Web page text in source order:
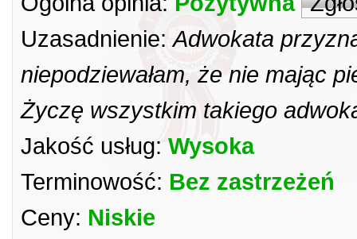
Uzasadnienie: Adwokata
niepodziewałam, że nie mając
Życzę wszystkim takiego
Jakość usług: Wysoka
Terminowość: Bez zastrzeżeń
Ceny: Niskie